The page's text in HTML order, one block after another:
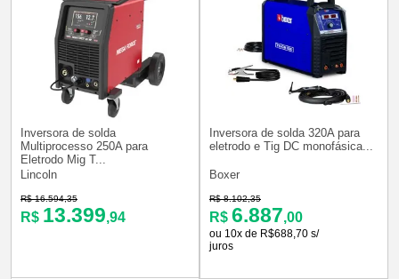
Inversora de solda
Multiprocesso 250A para
Eletrodo Mig T...
Lincoln
R$ 16.594,35
R$ 13.399,94
Inversora de solda 320A para
eletrodo e Tig DC monofásica...
Boxer
R$ 8.102,35
R$ 6.887,00
ou 10x de R$688,70 s/
juros